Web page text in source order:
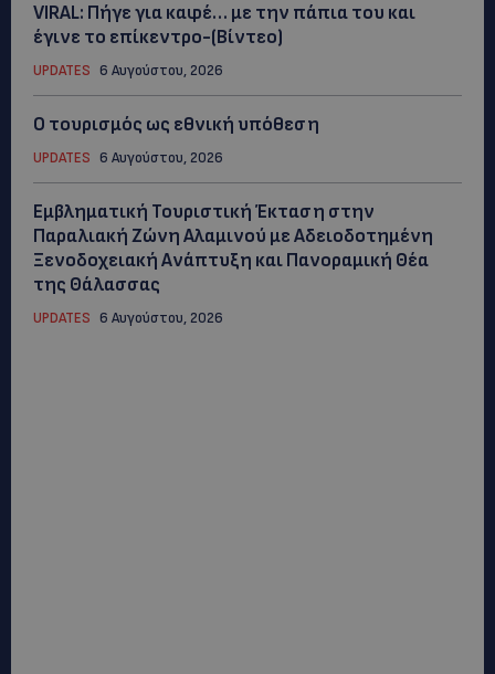
VIRAL: Πήγε για καφέ… με την πάπια του και
έγινε το επίκεντρο-(Βίντεο)
UPDATES 6 Αυγούστου, 2026
Ο τουρισμός ως εθνική υπόθεση
UPDATES 6 Αυγούστου, 2026
Εμβληματική Τουριστική Έκταση στην
Παραλιακή Ζώνη Αλαμινού με Αδειοδοτημένη
Ξενοδοχειακή Ανάπτυξη και Πανοραμική Θέα
της Θάλασσας
UPDATES 6 Αυγούστου, 2026